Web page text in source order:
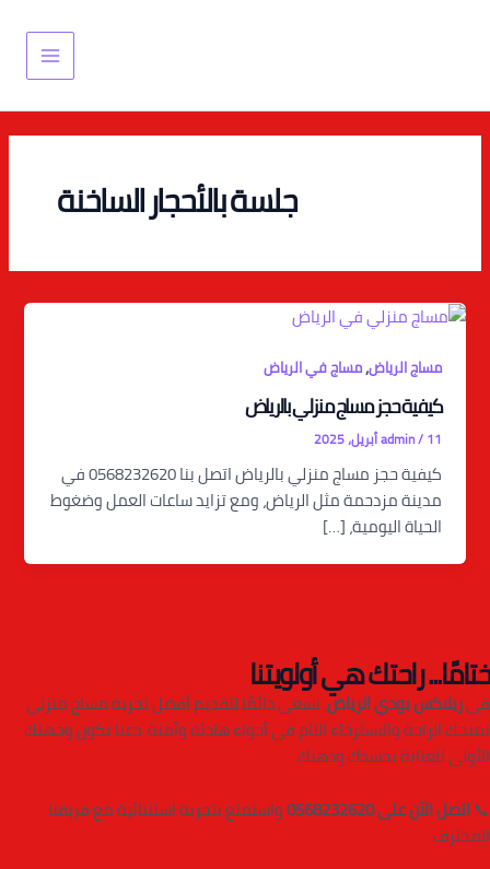
Main
Menu
جلسة بالأحجار الساخنة
مساج الرياض,مساج في الرياض
كيفية حجز مساج منزلي بالرياض
admin/11 أبريل، 2025
كيفية حجز مساج منزلي بالرياض اتصل بنا 0568232620 في
مدينة مزدحمة مثل الرياض، ومع تزايد ساعات العمل وضغوط
الحياة اليومية، […]
ختامًا... راحتك هي أولويتنا
فيريلاكس بودي الرياض، نسعى دائمًا لتقديم أفضل تجربة مساج منزلي
تمنحك الراحة والاسترخاء التام في أجواء هادئة وآمنة. دعنا نكون وجهتك
الأولى للعناية بجسدك وذهنك.
📞اتصل الآن على 0568232620
واستمتع بتجربة استثنائية مع فريقنا
المحترف.